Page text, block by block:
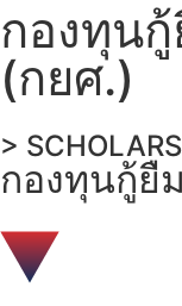
กองทุน
(กยศ.)
>
กองทุนกู้ยื